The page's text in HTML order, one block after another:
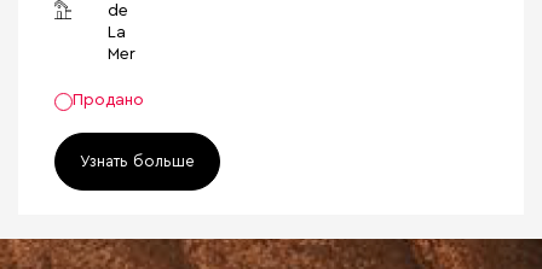
de
La
Mer
Продано
Узнать больше